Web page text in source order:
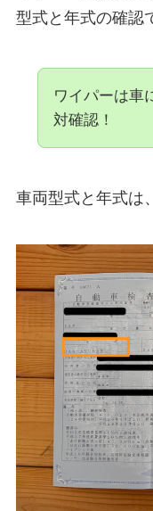
型式と年式の確認
ワイパーは車
対確認！
車両型式と年式は、